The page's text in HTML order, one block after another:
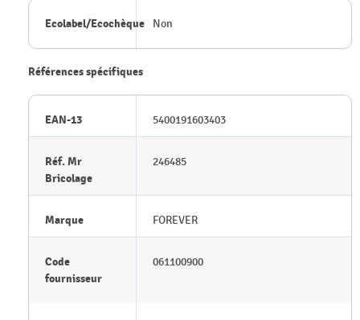
Ecolabel/Ecochèque Non
Références spécifiques
EAN-13 5400191603403
Réf. Mr
Bricolage
246485
Marque FOREVER
Code
fournisseur
061100900